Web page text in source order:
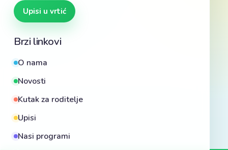
Upisi u vrtić
Brzi linkovi
O nama
Novosti
Kutak za roditelje
Upisi
Nasi programi